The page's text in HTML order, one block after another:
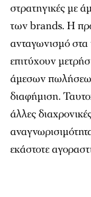
στρατηγικές με
των brands. Η
ανταγωνισμό στα
επιτύχουν
άμεσων
διαφήμιση.
άλλες
εκάστοτε